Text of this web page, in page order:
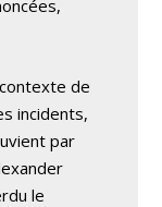
de
incidents,
par
le